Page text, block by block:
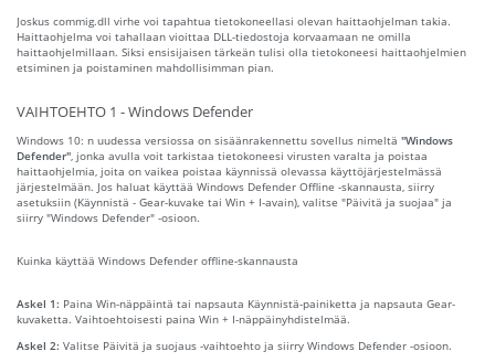
Joskus commig.dll virhe voi tapahtua tietokoneellasi olevan haittaohjelman takia.
Haittaohjelma voi tahallaan vioittaa DLL-tiedostoja korvaamaan ne omilla
haittaohjelmillaan. Siksi ensisijaisen tärkeän tulisi olla tietokoneesi haittaohjelmien
etsiminen ja poistaminen mahdollisimman pian.
VAIHTOEHTO 1 - Windows Defender
Windows 10: n uudessa versiossa on sisäänrakennettu sovellus nimeltä "Windows
Defender" , jonka avulla voit tarkistaa tietokoneesi virusten varalta ja poistaa
haittaohjelmia, joita on vaikea poistaa käynnissä olevassa käyttöjärjestelmässä
järjestelmään. Jos haluat käyttää Windows Defender Offline -skannausta, siirry
asetuksiin (Käynnistä - Gear-kuvake tai Win + I-avain), valitse "Päivitä ja suojaa" ja
siirry "Windows Defender" -osioon.
Kuinka käyttää Windows Defender offline-skannausta
Askel 1: Paina Win-näppäintä tai napsauta Käynnistä-painiketta ja napsauta Gear-
kuvaketta. Vaihtoehtoisesti paina Win + I-näppäinyhdistelmää.
Askel 2: Valitse Päivitä ja suojaus -vaihtoehto ja siirry Windows Defender -osioon.